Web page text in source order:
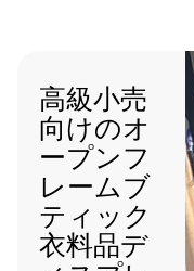
高級小売
向けのオ
ープンフ
レームブ
ティック
衣料品デ